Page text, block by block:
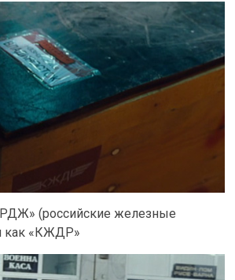
(российские железные
как «КЖДР»